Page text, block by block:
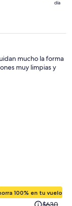
de
por
persona
día
mucho la forma
muy limpias y
100% en tu vuelo
El